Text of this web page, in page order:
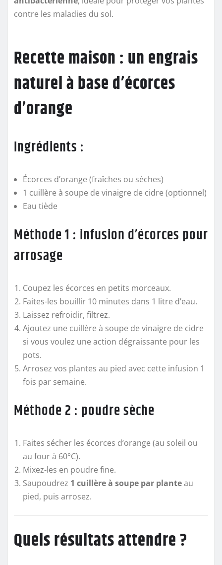
contre les maladies du sol.
Recette maison : un engrais
naturel à base d’écorces
d’orange
Ingrédients :
Écorces d’orange (fraîches ou sèches)
1 cuillère à soupe de vinaigre de cidre (optionnel)
Eau tiède
Méthode 1 : infusion d’écorces pour
arrosage
Coupez les écorces en petits morceaux.
Faites-les bouillir 10 minutes dans 1 litre d’eau.
Laissez refroidir, filtrez.
Ajoutez une cuillère à soupe de vinaigre de cidre
si vous voulez une action dégraissante pour les
pots.
Arrosez vos plantes au pied avec cette infusion 1
fois par semaine.
Méthode 2 : poudre sèche
Faites sécher les écorces d’orange (au soleil ou
au four à 60°C).
Mixez-les en poudre fine.
Saupoudrez 1 cuillère à soupe par planteau
pied, puis arrosez.
Quels résultats attendre ?